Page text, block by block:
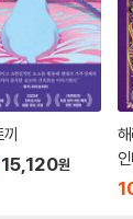
15,120원